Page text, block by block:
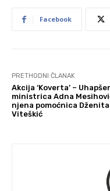
Facebook
PRETHODNI ČLANAK
Akcija ‘Koverta’ –
ministrica Adna
njena pomoćnica Dženita
Viteškić